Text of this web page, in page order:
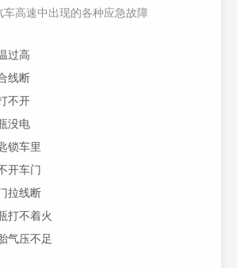
车高速中出现的各种应急故障
过高
线断
不开
没电
锁车里
开车门
拉线断
打不着火
气压不足